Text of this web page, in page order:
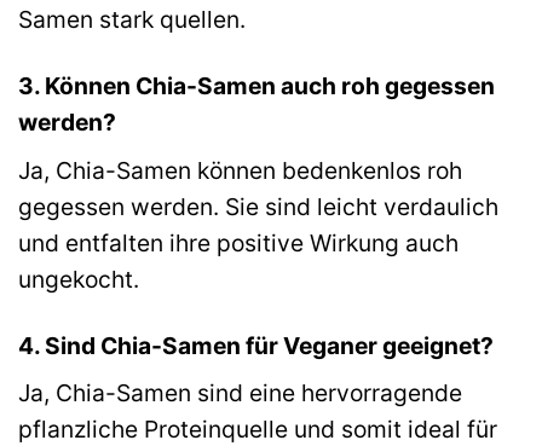
Samen stark quellen.
3. Können Chia-Samen auch roh gegessen
werden?
Ja, Chia-Samen können bedenkenlos roh
gegessen werden. Sie sind leicht verdaulich
und entfalten ihre positive Wirkung auch
ungekocht.
4. Sind Chia-Samen für Veganer geeignet?
Ja, Chia-Samen sind eine hervorragende
pflanzliche Proteinquelle und somit ideal für